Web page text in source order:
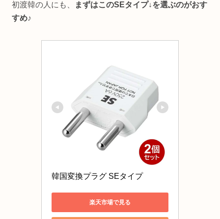
初渡韓の人にも、
まずはこのSEタイプ↓を選ぶのがおす
すめ♪
韓国変換プラグ SEタイプ
楽天市場で見る